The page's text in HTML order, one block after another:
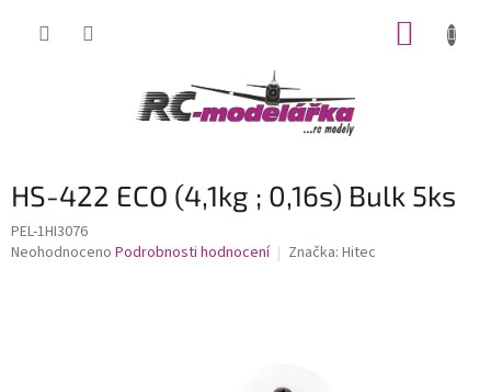
HS-422 ECO (4,1kg ; 0,16s) Bulk 5ks
PEL-1HI3076
Průměrné
Neohodnoceno Podrobnosti hodnocení Značka: Hitec